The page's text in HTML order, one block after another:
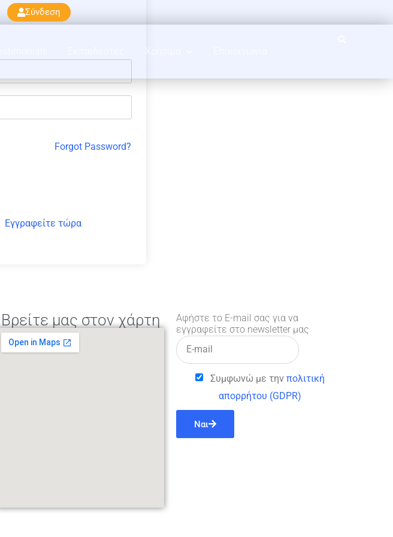
Σύνδεση
Χρήσιμα
Forgot Password?
Εγγραφείτε τώρα
Βρείτε μας στον χάρτη
Αφήστε το E-mail σας για να
εγγραφείτε στο newsletter μας
Συμφωνώ με την πολιτική
απορρήτου (GDPR)
Ναι